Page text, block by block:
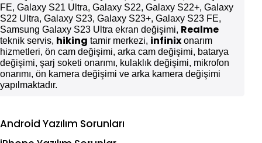
FE, Galaxy S21 Ultra, Galaxy S22, Galaxy S22+, Galaxy
S22 Ultra, Galaxy S23, Galaxy S23+, Galaxy S23 FE,
Samsung Galaxy S23 Ultra ekran değişimi, Realme
teknik servis, hiking tamir merkezi, infinix onarım
hizmetleri, ön cam değişimi, arka cam değişimi, batarya
değişimi, şarj soketi onarımı, kulaklık değişimi, mikrofon
onarımı, ön kamera değişimi ve arka kamera değişimi
yapılmaktadır.
Android Yazılım Sorunları